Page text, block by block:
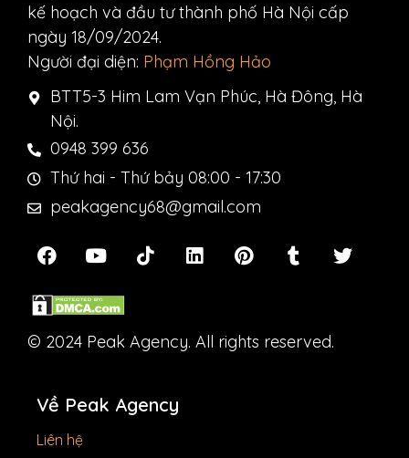
kế hoạch và đầu tư thành phố Hà Nội cấp
ngày 18/09/2024.
Người đại diện: Phạm Hồng Hảo
BTT5-3 Him Lam Vạn Phúc, Hà Đông, Hà
Nội.
0948 399 636
Thứ hai - Thứ bảy 08:00 - 17:30
peakagency68@gmail.com
© 2024 Peak Agency. All rights reserved.
Về Peak Agency
Liên hệ